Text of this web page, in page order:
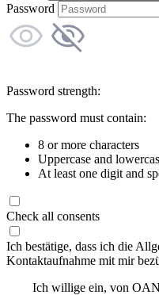
Password
Password strength:
The password must contain:
8 or more characters
Uppercase and
At least one digit and
Check all consents
Ich bestätige, dass ich die
Kontaktaufnahme mit mir
Ich willige ein, von